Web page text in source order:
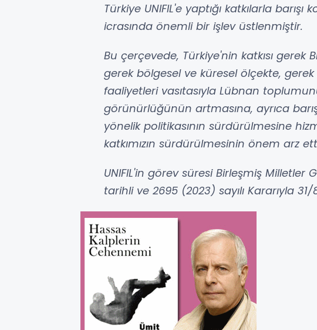
Türkiye UNIFIL'e yaptığı katkılarla
icrasında önemli bir işlev üstlenmiştir.
Bu çerçevede, Türkiye'nin katkısı gerek
gerek bölgesel ve küresel ölçekte,
faaliyetleri vasıtasıyla Lübnan
görünürlüğünün artmasına, ayrıca
yönelik politikasının sürdürülmesine
katkımızın sürdürülmesinin önem arz
UNIFIL'in görev süresi Birleşmiş Milletler
tarihli ve 2695 (2023) sayılı Kararıyla